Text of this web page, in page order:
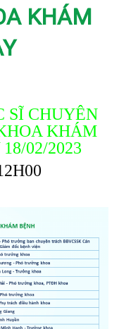
KHÁM
SĨ CHUYÊN
KHÁM
02/2023